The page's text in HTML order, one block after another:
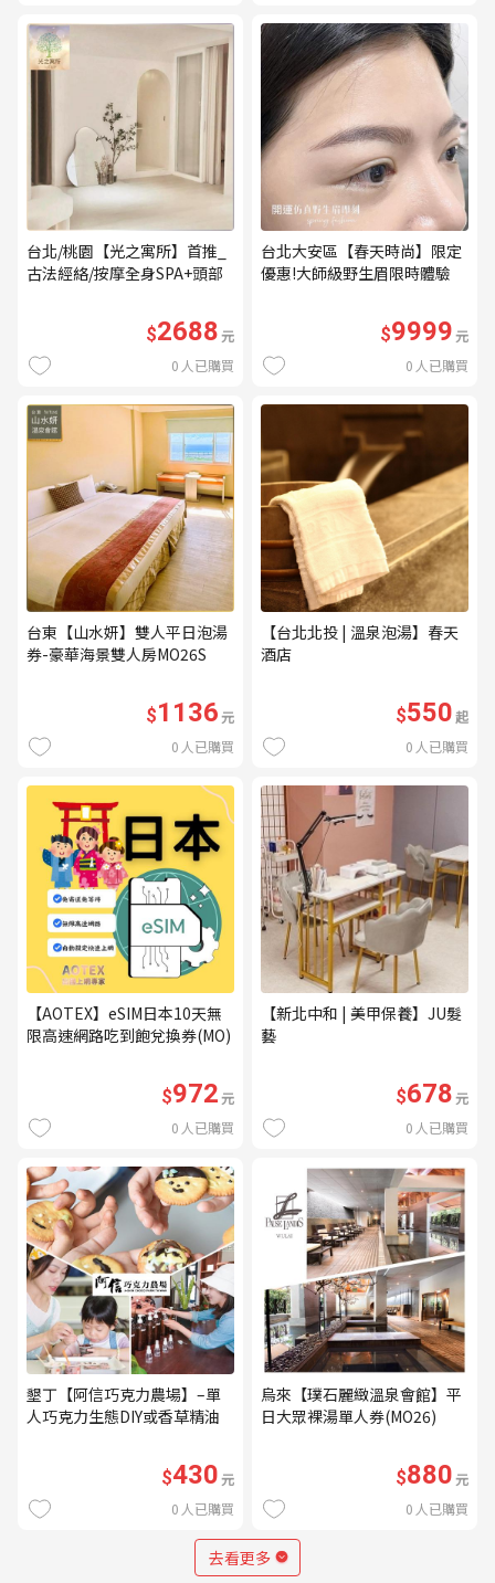
台北/桃園【光之寓所】首推_
古法經絡/按摩全身SPA+頭部
$2688元
0 人已購買
台北大安區【春天時尚】限定
優惠!大師級野生眉限時體驗
優惠券（無補色） (MO)
$9999元
0 人已購買
台東【山水妍】雙人平日泡湯
券-豪華海景雙人房MO26S
$1136元
0 人已購買
【台北北投 | 溫泉泡湯】春天
酒店
$550起
0 人已購買
【AOTEX】eSIM日本10天無
限高速網路吃到飽兌換券(MO)
$972元
0 人已購買
【新北中和 | 美甲保養】JU髮
藝
$678元
0 人已購買
墾丁【阿信巧克力農場】–單
人巧克力生態DIY或香草精油
$430元
0 人已購買
烏來【璞石麗緻溫泉會館】平
日大眾裸湯單人券(MO26)
$880元
0 人已購買
去看更多